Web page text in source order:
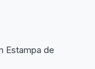
Estampa de